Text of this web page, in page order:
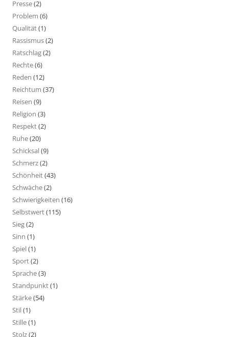
Presse(2)
Problem (6)
Qualität(1)
Rassismus(2)
Ratschlag(2)
Rechte(6)
Reden (12)
Reichtum (37)
Reisen (9)
Religion (3)
Respekt(2)
Ruhe(20)
Schicksal(9)
Schmerz(2)
Schönheit(43)
Schwäche(2)
Schwierigkeiten (16)
Selbstwert(115)
Sieg(2)
Sinn (1)
Spiel(1)
Sport(2)
Sprache(3)
Standpunkt(1)
Stärke(54)
Stil(1)
Stille(1)
Stolz(2)